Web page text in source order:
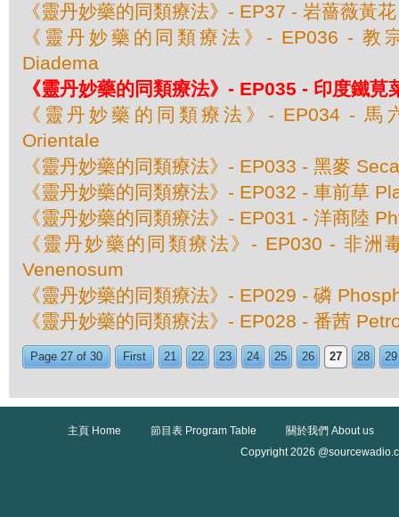
《靈丹妙藥的同類療法》- EP37 - 岩薔薇黃
《靈丹妙藥的同類療法》- EP036 - 教
Diadema
《靈丹妙藥的同類療法》- EP035 - 印度鐵
《靈丹妙藥的同類療法》- EP034 - 馬
Orientale
《靈丹妙藥的同類療法》- EP033 - 黑麥
《靈丹妙藥的同類療法》- EP032 - 車前草
《靈丹妙藥的同類療法》- EP031 - 洋商陸
《靈丹妙藥的同類療法》- EP030 - 非洲
Venenosum
《靈丹妙藥的同類療法》- EP029 - 磷
《靈丹妙藥的同類療法》- EP028 - 番茜
Page 27 of 30 First 21 22 23 24 25 26 27 28 29
主頁 Home 節目表 Program Table
關於我們 About us
Copyright 2026